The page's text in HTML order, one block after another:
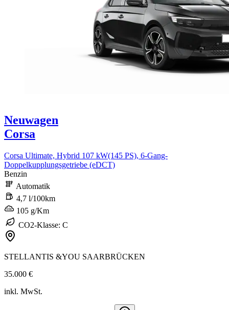
Neuwagen
Corsa
Corsa Ultimate, Hybrid 107 kW(145 PS), 6-Gang-
Doppelkupplungsgetriebe (eDCT)
Benzin
Automatik
4,7 l/100km
105 g/Km
CO2-Klasse: C
STELLANTIS &YOU SAARBRÜCKEN
35.000 €
inkl. MwSt.